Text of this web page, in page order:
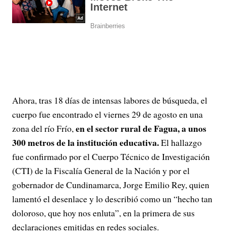
Ahora, tras 18 días de intensas labores de búsqueda, el
cuerpo fue encontrado el viernes 29 de agosto en una
zona del río Frío,en el sector rural de Fagua, a unos
300 metros de la institución educativa.El hallazgo
fue confirmado por el Cuerpo Técnico de Investigación
(CTI) de la Fiscalía General de la Nación y por el
gobernador de Cundinamarca, Jorge Emilio Rey, quien
lamentó el desenlace y lo describió como un “hecho tan
doloroso, que hoy nos enluta”, en la primera de sus
declaraciones emitidas en redes sociales.